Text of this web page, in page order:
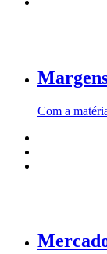
Com a